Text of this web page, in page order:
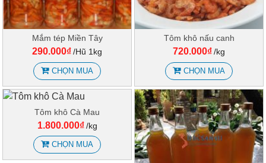
Mắm tép Miền Tây
290.000₫/Hũ 1kg
CHỌN MUA
Tôm khô nấu canh
720.000₫/kg
CHỌN MUA
Tôm khô Cà Mau
1.800.000₫ /kg
CHỌN MUA